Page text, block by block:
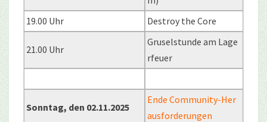
19.00 Uhr
Destroy the Core
21.00 Uhr
Gruselstunde am Lage
rfeuer
Sonntag, den 02.11.2025
Ende Community-Her
ausforderungen